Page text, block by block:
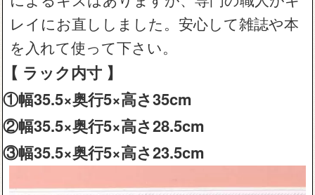
レイにお直ししました。安心して雑誌や本
を入れて使って下さい。
【 ラック内寸 】
①幅35.5×奥行5×高さ35cm
②幅35.5×奥行5×高さ28.5cm
③幅35.5×奥行5×高さ23.5cm